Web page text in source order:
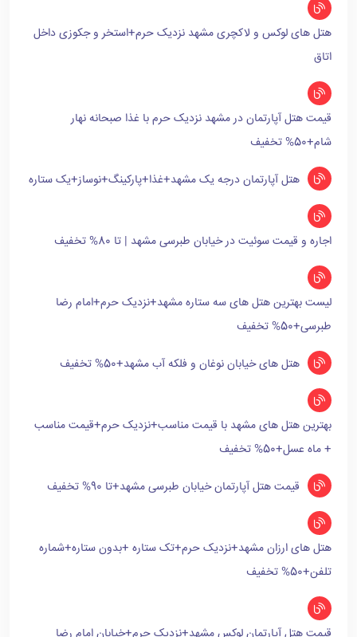
هتل های لوکس و لاکچری مشهد نزدیک حرم+استخر و جکوزی داخل
اتاق
قیمت هتل آپارتمان در مشهد نزدیک حرم با غذا صبحانه نهار
شام+50% تخفیف
هتل آپارتمان درجه یک مشهد+غذا+پارکینگ+نوساز+یک ستاره
اجاره و قیمت سوئیت در خیابان طبرسی مشهد | تا 80% تخفیف
لیست بهترین هتل های سه ستاره مشهد+نزدیک حرم+امام رضا
طبرسی+50% تخفیف
هتل های خیابان نوغان و فلکه آب مشهد+50% تخفیف
بهترین هتل های مشهد با قیمت مناسب+نزدیک حرم+قیمت مناسب
+ ماه عسل+50% تخفیف
قیمت هتل آپارتمان خیابان طبرسی مشهد+تا 90% تخفیف
هتل های ارزان مشهد+نزدیک حرم+تک ستاره +بدون ستاره+شماره
تلفن+50% تخفیف